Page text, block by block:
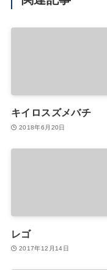
キイロスズメバチ
2018年6月20日
レゴ
2017年12月14日